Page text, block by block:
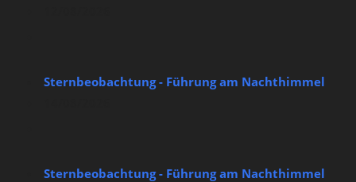
Sternbeobachtung - Führung am Nachthimmel
Sternbeobachtung - Führung am Nachthimmel